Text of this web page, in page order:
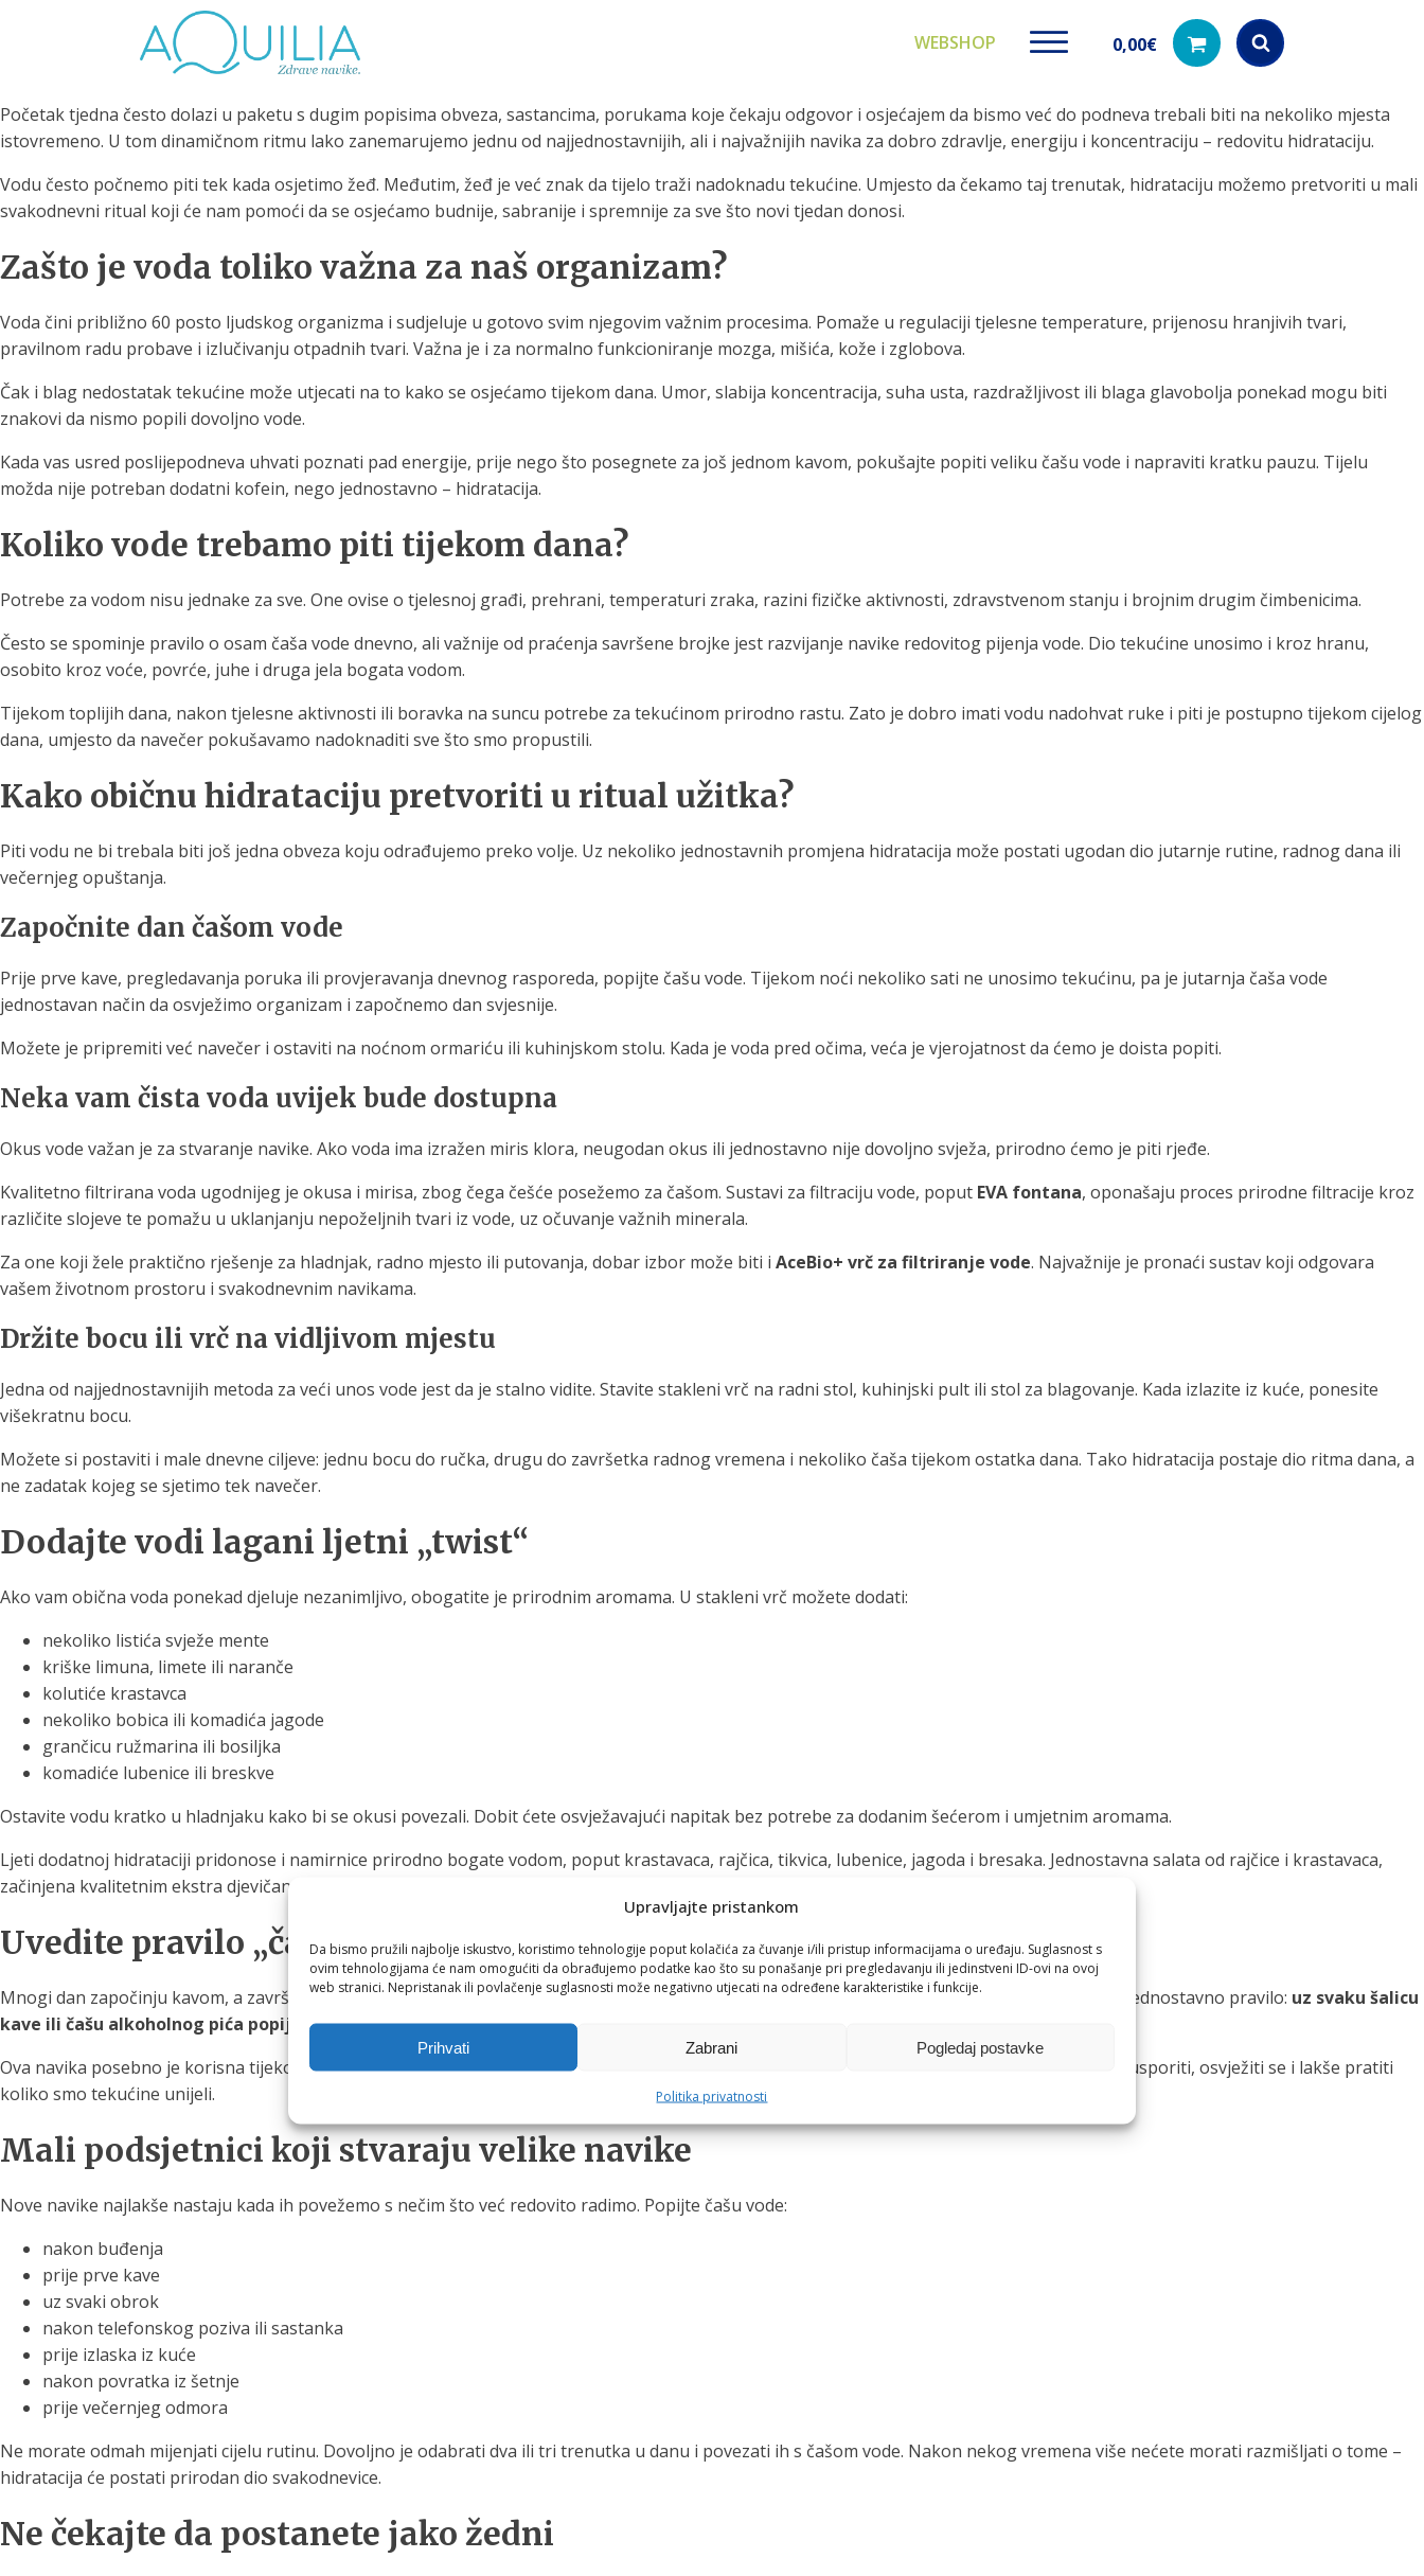
Upravljajte pristankom
Da bismo pružili najbolje iskustvo, koristimo tehnologije poput kolačića za čuvanje i/ili pristup informacijama o uređaju. Suglasnost s
ovim tehnologijama će nam omogućiti da obrađujemo podatke kao što su ponašanje pri pregledavanju ili jedinstveni ID-ovi na ovoj
web stranici. Nepristanak ili povlačenje suglasnosti može negativno utjecati na određene karakteristike i funkcije.
Prihvati Zabrani Pogledaj postavke
Politika privatnosti
WEBSHOP 0,00€
Products
search
Početak tjedna često dolazi u paketu s dugim popisima obveza, sastancima, porukama koje čekaju odgovor i osjećajem da bismo već do podneva trebali biti na nekoliko mjesta
istovremeno. U tom dinamičnom ritmu lako zanemarujemo jednu od najjednostavnijih, ali i najvažnijih navika za dobro zdravlje, energiju i koncentraciju – redovitu hidrataciju.
Vodu često počnemo piti tek kada osjetimo žeđ. Međutim, žeđ je već znak da tijelo traži nadoknadu tekućine. Umjesto da čekamo taj trenutak, hidrataciju možemo pretvoriti u mali
svakodnevni ritual koji će nam pomoći da se osjećamo budnije, sabranije i spremnije za sve što novi tjedan donosi.
Zašto je voda toliko važna za naš organizam?
Voda čini približno 60 posto ljudskog organizma i sudjeluje u gotovo svim njegovim važnim procesima. Pomaže u regulaciji tjelesne temperature, prijenosu hranjivih tvari,
pravilnom radu probave i izlučivanju otpadnih tvari. Važna je i za normalno funkcioniranje mozga, mišića, kože i zglobova.
Čak i blag nedostatak tekućine može utjecati na to kako se osjećamo tijekom dana. Umor, slabija koncentracija, suha usta, razdražljivost ili blaga glavobolja ponekad mogu biti
znakovi da nismo popili dovoljno vode.
Kada vas usred poslijepodneva uhvati poznati pad energije, prije nego što posegnete za još jednom kavom, pokušajte popiti veliku čašu vode i napraviti kratku pauzu. Tijelu
možda nije potreban dodatni kofein, nego jednostavno – hidratacija.
Koliko vode trebamo piti tijekom dana?
Potrebe za vodom nisu jednake za sve. One ovise o tjelesnoj građi, prehrani, temperaturi zraka, razini fizičke aktivnosti, zdravstvenom stanju i brojnim drugim čimbenicima.
Često se spominje pravilo o osam čaša vode dnevno, ali važnije od praćenja savršene brojke jest razvijanje navike redovitog pijenja vode. Dio tekućine unosimo i kroz hranu,
osobito kroz voće, povrće, juhe i druga jela bogata vodom.
Tijekom toplijih dana, nakon tjelesne aktivnosti ili boravka na suncu potrebe za tekućinom prirodno rastu. Zato je dobro imati vodu nadohvat ruke i piti je postupno tijekom cijelog
dana, umjesto da navečer pokušavamo nadoknaditi sve što smo propustili.
Kako običnu hidrataciju pretvoriti u ritual užitka?
Piti vodu ne bi trebala biti još jedna obveza koju odrađujemo preko volje. Uz nekoliko jednostavnih promjena hidratacija može postati ugodan dio jutarnje rutine, radnog dana ili
večernjeg opuštanja.
Započnite dan čašom vode
Prije prve kave, pregledavanja poruka ili provjeravanja dnevnog rasporeda, popijte čašu vode. Tijekom noći nekoliko sati ne unosimo tekućinu, pa je jutarnja čaša vode
jednostavan način da osvježimo organizam i započnemo dan svjesnije.
Možete je pripremiti već navečer i ostaviti na noćnom ormariću ili kuhinjskom stolu. Kada je voda pred očima, veća je vjerojatnost da ćemo je doista popiti.
Neka vam čista voda uvijek bude dostupna
Okus vode važan je za stvaranje navike. Ako voda ima izražen miris klora, neugodan okus ili jednostavno nije dovoljno svježa, prirodno ćemo je piti rjeđe.
Kvalitetno filtrirana voda ugodnijeg je okusa i mirisa, zbog čega češće posežemo za čašom. Sustavi za filtraciju vode, poput EVA fontana, oponašaju proces prirodne filtracije kroz
različite slojeve te pomažu u uklanjanju nepoželjnih tvari iz vode, uz očuvanje važnih minerala.
Za one koji žele praktično rješenje za hladnjak, radno mjesto ili putovanja, dobar izbor može biti i AceBio+ vrč za filtriranje vode. Najvažnije je pronaći sustav koji odgovara
vašem životnom prostoru i svakodnevnim navikama.
Držite bocu ili vrč na vidljivom mjestu
Jedna od najjednostavnijih metoda za veći unos vode jest da je stalno vidite. Stavite stakleni vrč na radni stol, kuhinjski pult ili stol za blagovanje. Kada izlazite iz kuće, ponesite
višekratnu bocu.
Možete si postaviti i male dnevne ciljeve: jednu bocu do ručka, drugu do završetka radnog vremena i nekoliko čaša tijekom ostatka dana. Tako hidratacija postaje dio ritma dana, a
ne zadatak kojeg se sjetimo tek navečer.
Dodajte vodi lagani ljetni „twist“
Ako vam obična voda ponekad djeluje nezanimljivo, obogatite je prirodnim aromama. U stakleni vrč možete dodati:
nekoliko listića svježe mente
kriške limuna, limete ili naranče
kolutiće krastavca
nekoliko bobica ili komadića jagode
grančicu ružmarina ili bosiljka
komadiće lubenice ili breskve
Ostavite vodu kratko u hladnjaku kako bi se okusi povezali. Dobit ćete osvježavajući napitak bez potrebe za dodanim šećerom i umjetnim aromama.
Ljeti dodatnoj hidrataciji pridonose i namirnice prirodno bogate vodom, poput krastavaca, rajčica, tikvica, lubenice, jagoda i bresaka. Jednostavna salata od rajčice i krastavaca,
začinjena kvalitetnim ekstra djevičanskim maslinovim uljem i s nekoliko kapi limuna, može biti ukusan mediteranski dodatak laganom ručku.
Uvedite pravilo „čaša uz čašu“
Mnogi dan započinju kavom, a završavaju čašom vina uz večeru. Takvi mali užici mogu ostati dio naše svakodnevice, ali uz njih je dobro uvesti jednostavno pravilo: uz svaku šalicu
kave ili čašu alkoholnog pića popijte i veliku čašu vode.
Ova navika posebno je korisna tijekom poslovnih ručkova, večernjih druženja i toplih ljetnih dana. Čaša vode između drugih pića pomaže nam usporiti, osvježiti se i lakše pratiti
koliko smo tekućine unijeli.
Mali podsjetnici koji stvaraju velike navike
Nove navike najlakše nastaju kada ih povežemo s nečim što već redovito radimo. Popijte čašu vode:
nakon buđenja
prije prve kave
uz svaki obrok
nakon telefonskog poziva ili sastanka
prije izlaska iz kuće
nakon povratka iz šetnje
prije večernjeg odmora
Ne morate odmah mijenjati cijelu rutinu. Dovoljno je odabrati dva ili tri trenutka u danu i povezati ih s čašom vode. Nakon nekog vremena više nećete morati razmišljati o tome –
hidratacija će postati prirodan dio svakodnevice.
Ne čekajte da postanete jako žedni
Tuš glave
filtriranje vode za
tuširanje
Vrčevi za filtriranje
vode
za sigurnu i čistu vodu za piće
Boce za filtriranje
vode
za sigurnu i čistu vodu za piće
Zamjenski dijelovi
Zamjenski dijelovi za naše
vodovodne mreže